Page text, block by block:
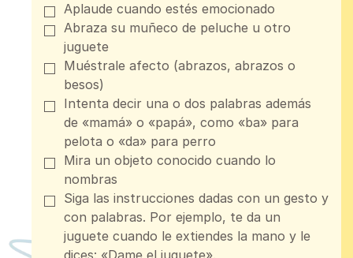
Aplaude cuando estés emocionado
Abraza su muñeco de peluche u otro
juguete
Muéstrale afecto (abrazos, abrazos o
besos)
Intenta decir una o dos palabras además
de «mamá» o «papá», como «ba» para
pelota o «da» para perro
Mira un objeto conocido cuando lo
nombras
Siga las instrucciones dadas con un gesto y
con palabras. Por ejemplo, te da un
juguete cuando le extiendes la mano y le